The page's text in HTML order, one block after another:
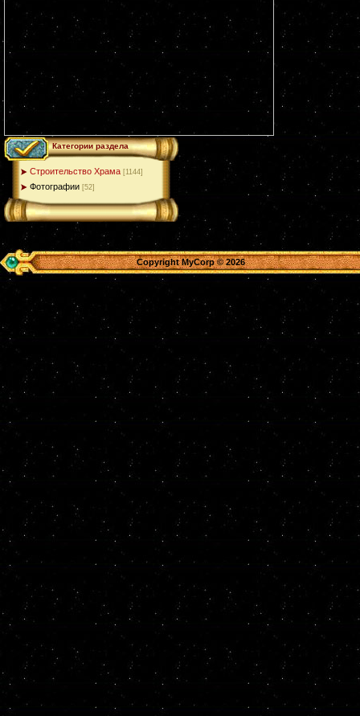
Категории раздела
Строительство Храма [1144]
Фотографии [52]
Copyright MyCorp © 2026